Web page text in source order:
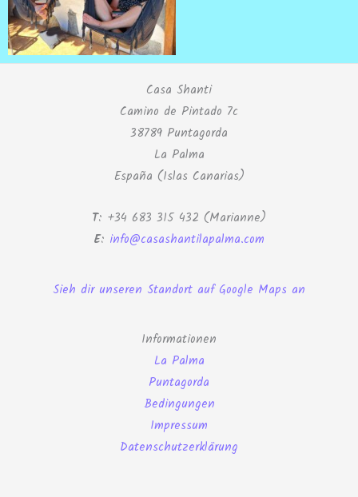
Casa Shanti
Camino de Pintado 7c
38789 Puntagorda
La Palma
España (Islas Canarias)
T: +34 683 315 432 (Marianne)
E: info@casashantilapalma.com
Sieh dir unseren Standort auf Google Maps an
Informationen
La Palma
Puntagorda
Bedingungen
Impressum
Datenschutzerklärung